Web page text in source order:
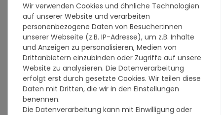
Online Shop
Kontakt
Datenschutz
AGB
Impressum
Registrierung als Verarbeiter
Barrierefreiheitserklärung
Wir verwenden Cookies und ähnliche Technologien
auf unserer Website und verarbeiten
personenbezogene Daten von Besucher:innen
unserer Webseite (z.B. IP-Adresse), um z.B. Inhalte
und Anzeigen zu personalisieren, Medien von
Drittanbietern einzubinden oder Zugriffe auf unsere
Website zu analysieren. Die Datenverarbeitung
erfolgt erst durch gesetzte Cookies. Wir teilen diese
Daten mit Dritten, die wir in den Einstellungen
benennen.
Die Datenverarbeitung kann mit Einwilligung oder